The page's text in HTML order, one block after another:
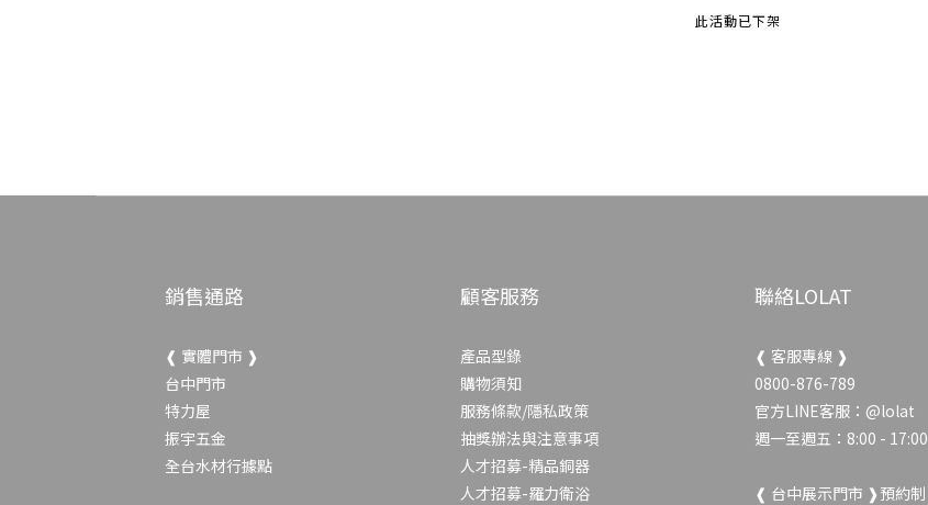
此活動已下架
銷售通路
❰ 實體門市 ❱
台中門市
特力屋
振宇五金
全台水材行據點
顧客服務
產品型錄
購物須知
服務條款/隱私政策
抽獎辦法與注意事項
人才招募-精品銅器
人才招募-羅力衛浴
聯絡LOLAT
❰ 客服專線 ❱
0800-876-789
官方LINE客服： @lolat
週一至週五：8:00 - 17:00
❰ 台中展示門市 ❱預約制